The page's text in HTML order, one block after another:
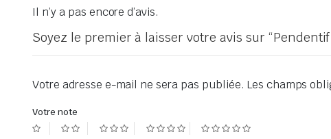
Il n’y a pas encore d’avis.
Soyez le premier à laisser votre avis sur
Votre adresse e-mail ne sera pas publiée. Les champs
Votre note